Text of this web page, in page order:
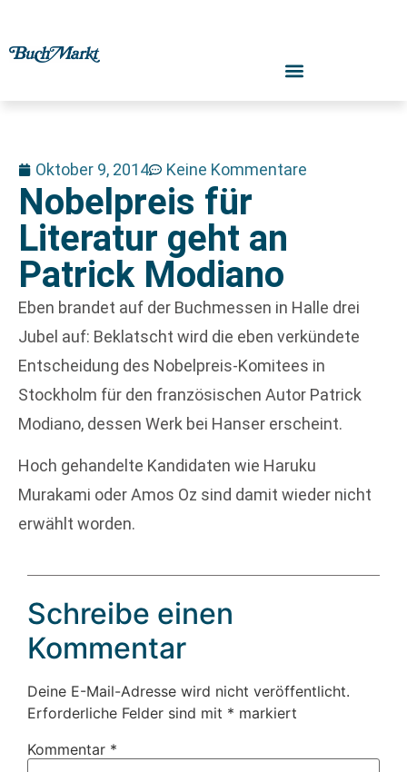
Oktober 9, 2014 Keine Kommentare
Nobelpreis für
Literatur geht an
Patrick Modiano
Eben brandet auf der Buchmessen in Halle drei
Jubel auf: Beklatscht wird die eben verkündete
Entscheidung des Nobelpreis-Komitees in
Stockholm für den französischen Autor Patrick
Modiano, dessen Werk bei Hanser erscheint.
Hoch gehandelte Kandidaten wie Haruku
Murakami oder Amos Oz sind damit wieder nicht
erwählt worden.
Schreibe einen
Kommentar
Deine E-Mail-Adresse wird nicht veröffentlicht.
Erforderliche Felder sind mit * markiert
Kommentar *